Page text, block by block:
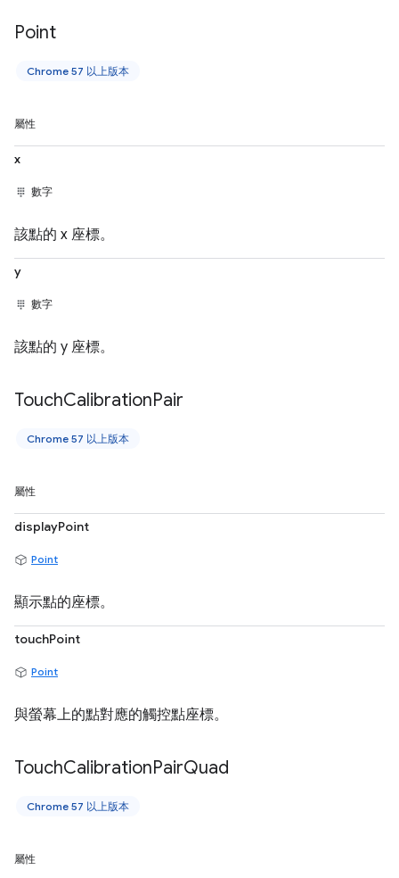
Point
Chrome 57 以上版本
屬性
x
數字
該點的 x 座標。
y
數字
該點的 y 座標。
TouchCalibrationPair
Chrome 57 以上版本
屬性
displayPoint
Point
顯示點的座標。
touchPoint
Point
與螢幕上的點對應的觸控點座標。
TouchCalibrationPairQuad
Chrome 57 以上版本
屬性